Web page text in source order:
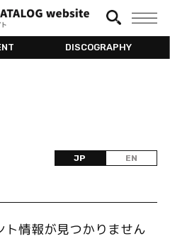
DISCOGRAPHY
JP EN
情報が見つかりません